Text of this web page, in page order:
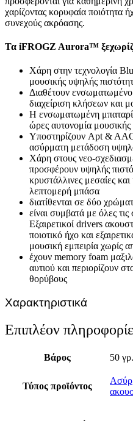
χαρίζοντας κορυφαία ποιότητα
συνεχούς ακρόασης.
Τα iFROGZ Aurora™
Χάρη στην τεχνολογία
μουσικής υψηλής
Διαθέτουν ενσωματωμένο
διαχείριση κλήσεων και
Η ενσωματωμένη
ώρες αυτονομία
Υποστηρίζουν Apt &
ασύρματη μετάδοση
Χάρη στους νεο-
προσφέρουν υψηλής
κρυστάλλινες μεσαίες
λεπτομερή μπάσα
διατίθενται σε δύο
είναι συμβατά με όλες
Εξαιρετικοί drivers
ποιοτικό ήχο και
μουσική εμπειρία χωρίς
έχουν memory foam
αυτιού και περιορίζουν
θορύβους
Χαρακτηριστικά
Επιπλέον
Βάρος 50 γρ.
Τύπος προϊόντος